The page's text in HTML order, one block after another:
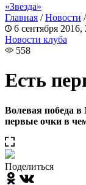
«Звезда»
Главная /Новости /
6 сентября 2016,
Новости клуба
558
Есть
Волевая победа
первые очки в
Поделиться